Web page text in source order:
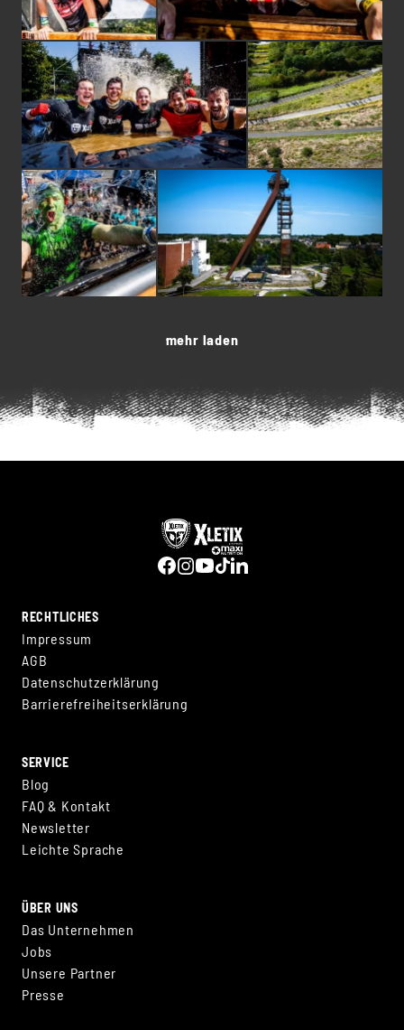
mehr laden
RECHTLICHES
Impressum
AGB
Datenschutzerklärung
Barrierefreiheitserklärung
SERVICE
Blog
FAQ & Kontakt
Newsletter
Leichte Sprache
ÜBER UNS
Das Unternehmen
Jobs
Unsere Partner
Presse